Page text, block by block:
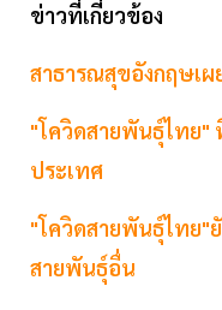
ข่าวที่เกี่ยวข้อง
สาธารณสุขอังกฤษเ
"โควิดสายพันธุ์ไทย"
ประเทศ
"โควิดสายพันธุ์ไทย"
สายพันธุ์อื่น